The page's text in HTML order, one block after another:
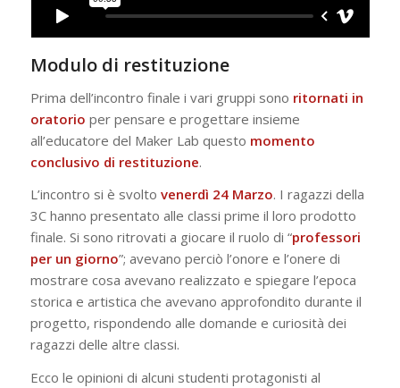
Modulo di restituzione
Prima dell’incontro finale i vari gruppi sono ritornati in
oratorio per pensare e progettare insieme
all’educatore del Maker Lab questo momento
conclusivo di restituzione.
L’incontro si è svolto venerdì 24 Marzo. I ragazzi della
3C hanno presentato alle classi prime il loro prodotto
finale. Si sono ritrovati a giocare il ruolo di “professori
per un giorno”; avevano perciò l’onore e l’onere di
mostrare cosa avevano realizzato e spiegare l’epoca
storica e artistica che avevano approfondito durante il
progetto, rispondendo alle domande e curiosità dei
ragazzi delle altre classi.
Ecco le opinioni di alcuni studenti protagonisti al